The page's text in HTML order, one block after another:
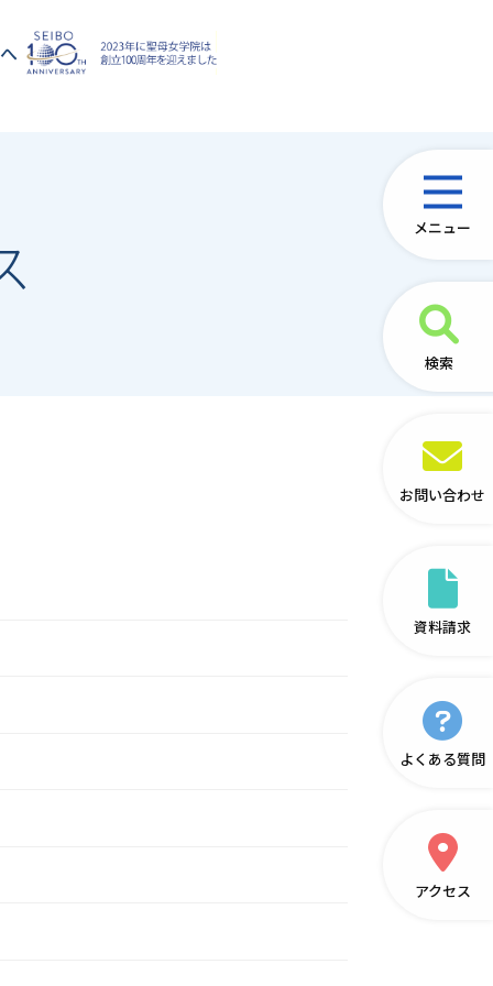
メニュー
検索
お問い合わせ
資料請求
よくある質問
アクセス